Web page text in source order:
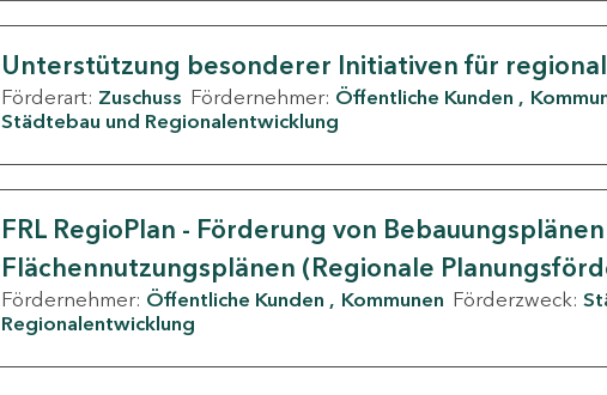
Unterstützung besonderer Initiativen für
Förderart: Zuschuss Fördernehmer: Öffentliche Kunden
Städtebau und Regionalentwicklung
FRL RegioPlan - Förderung von
Flächennutzungsplänen (Regionale
Fördernehmer: Öffentliche Kunden Kommunen Förderzweck:
Regionalentwicklung